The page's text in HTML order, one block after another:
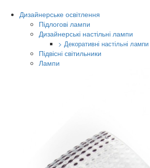
Дизайнерське освітлення
Підлогові лампи
Дизайнерські настільні лампи
> Декоративні настільні лампи
Підвісні світильники
Лампи